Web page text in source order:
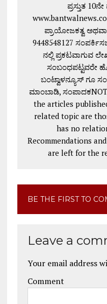
ಪ್ರಸ್ತುತ
ಪ್ರಾಯೋಜಕತ್ವ ಅಥವಾ
9448548127
ನಲ್ಲಿ ಪ್ರಕಟವಾಗುವ
ಸಂಬಂಧಪಟ್ಟವರೇ
ಬಂಟ್ವಾಳನ್ಯೂಸ್ ಗೂ
ಮಾಂಬಾಡಿ,
the articles
related topic are
has no
Recommendations
are left for the
BE THE FIRST TO
Leave a
Your email address
Comment